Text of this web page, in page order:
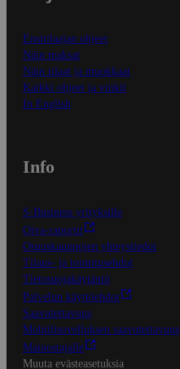
Ensitilaajan ohjeet
Näin maksat
Näin tilaat ja muokkaat
Kaikki ohjeet ja vinkit
In English
Info
S-Business yrityksille
Oiva-raportit
Osuuskauppojen yhteystiedot
Tilaus- ja toimitusehdot
Tietosuojakäytäntö
Palvelun käyttöehdot
Saavutettavuus
Mobiilisovelluksen saavutettavuus
Mainostajalle
Muuta evästeasetuksia